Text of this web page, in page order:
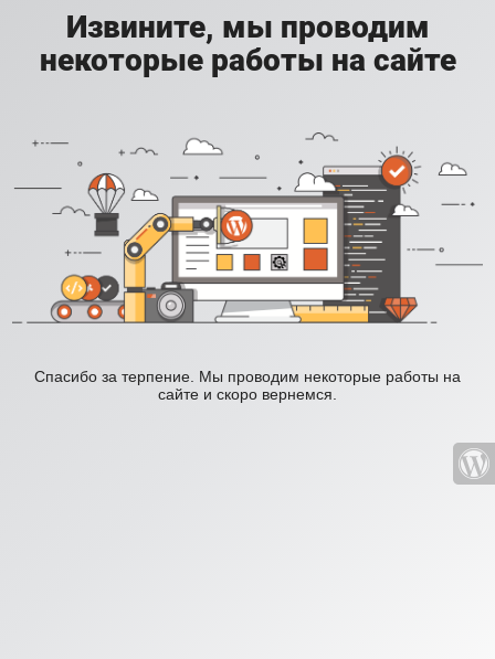
Извините, мы проводим
некоторые работы на сайте
Спасибо за терпение. Мы проводим некоторые работы на
сайте и скоро вернемся.